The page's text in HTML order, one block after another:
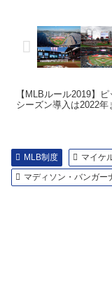
【MLBルール2019】
シーズン導入は2022
MLB制度
マイケ
マディソン・バンガー